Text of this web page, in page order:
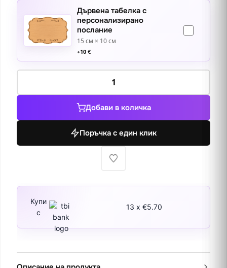
Дървена табелка с
персонализирано
послание
15 см × 10 см
+10 €
количество
Цветна
на
Добави в количка
Поръчка с един клик
Купи
с
13 x €5.70